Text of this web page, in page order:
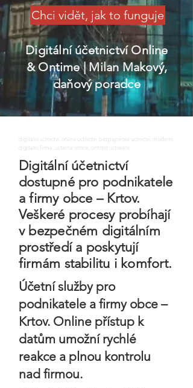
Chci vidět, jak to funguje
Digitální účetnictví Online
& Ontime| Milan Makový,
daňový poradce
digitalni uctnictvi, online uctnictvi, bezpapirove uctnictvi, moderni
digitalni firma, uctarna online, ontime uctovani
Digitální účetnictví
dostupné pro podnikatele
a firmy obce – Krtov.
Veškeré procesy probíhají
v bezpečném digitálním
prostředí a poskytují
firmám stabilitu i komfort.
Účetní služby pro
podnikatele a firmy obce –
Krtov. Online přístup k
datům umožní rychlé
reakce a plnou kontrolu
nad firmou.